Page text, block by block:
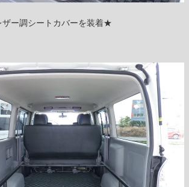
ザー調シートカバーを装着★